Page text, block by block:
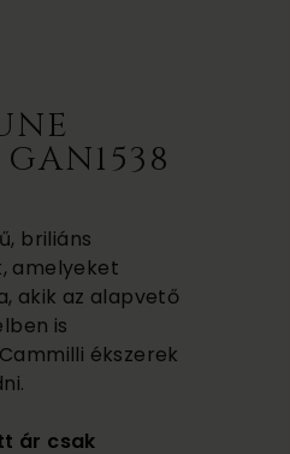
briliáns
amelyeket
akik az alapvető
is
ékszerek
ár csak